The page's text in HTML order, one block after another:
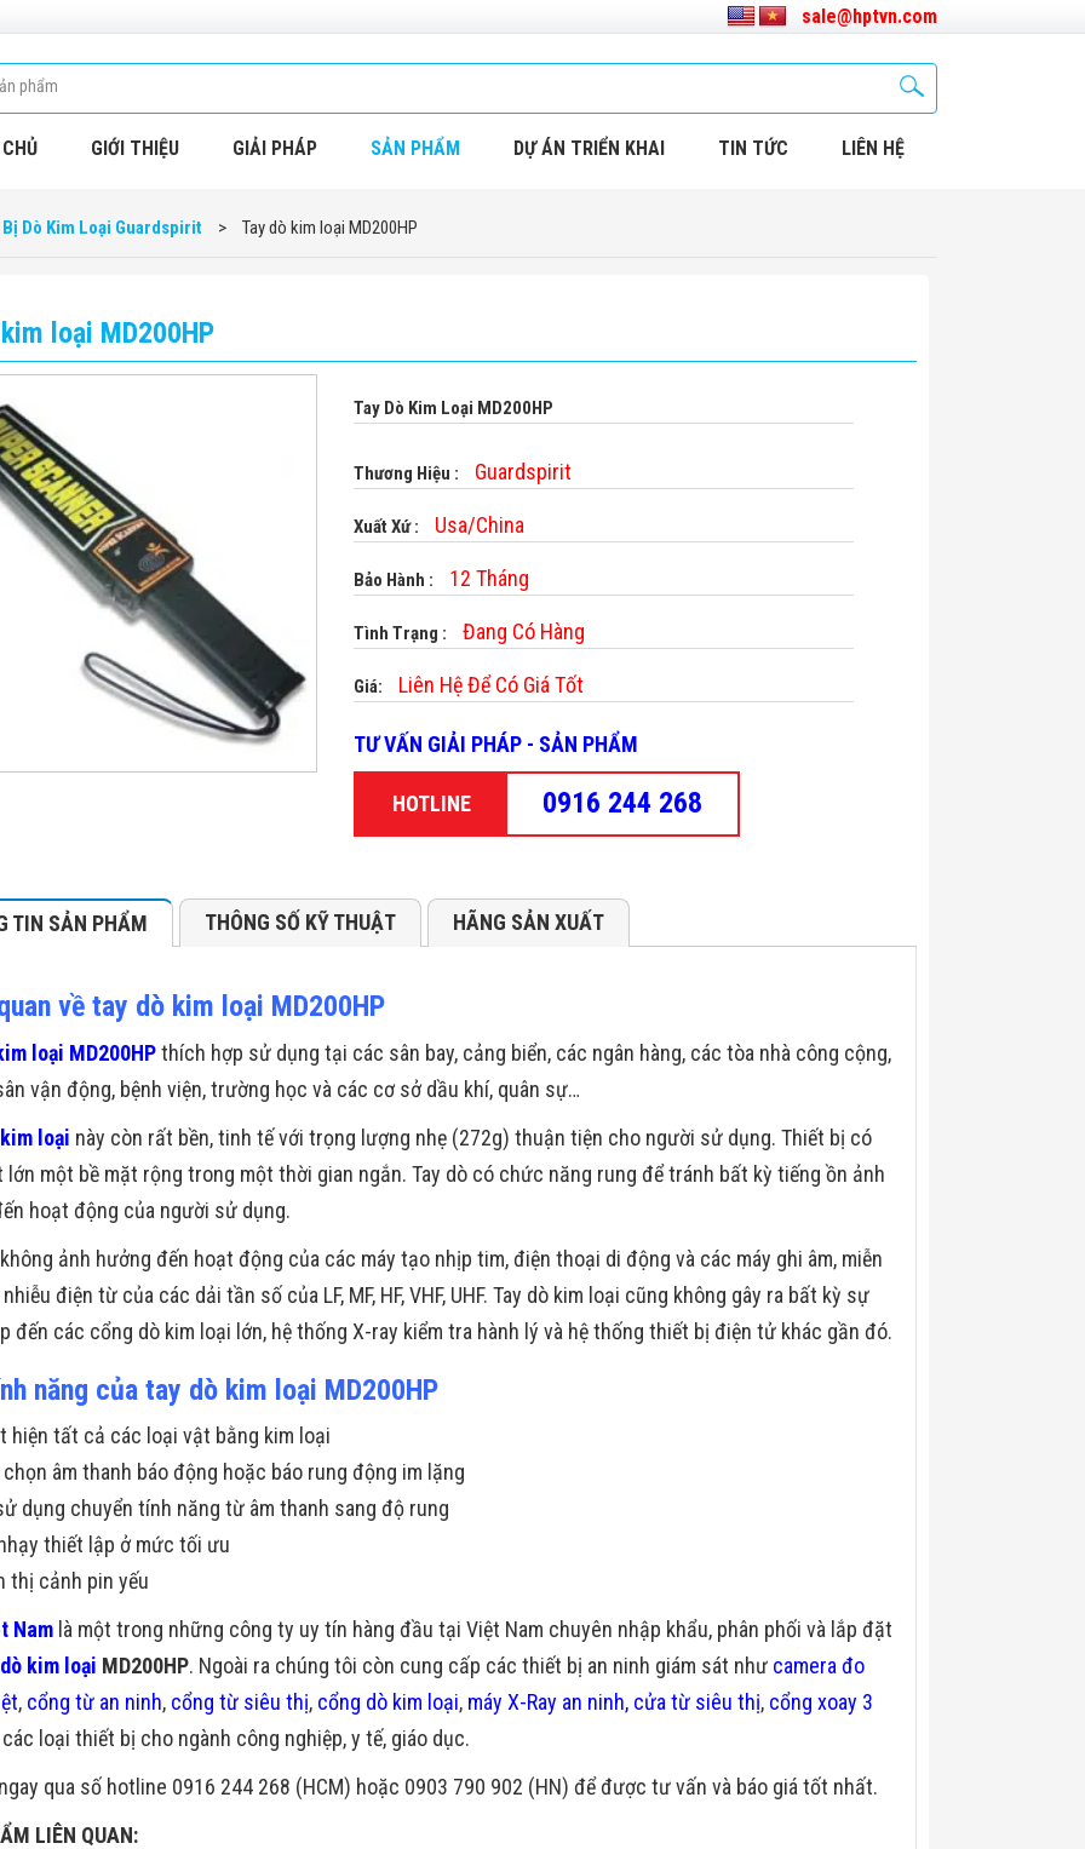
sale@hptvn.com
GIỚI THIỆU GIẢI PHÁP SẢN PHẨM DỰ ÁN TRIỂN KHAI TIN TỨC LIÊN HỆ
Dò Kim Loại Guardspirit > Tay dò kim loại MD200HP
loại MD200HP
Tay Dò Kim Loại MD200HP
Thương Hiệu : Guardspirit
Xuất Xứ : Usa/China
Bảo Hành : 12 Tháng
Tình Trạng : Đang Có Hàng
Giá: Liên Hệ Để Có Giá Tốt
TƯ VẤN GIẢI PHÁP - SẢN PHẨM
HOTLINE 0916 244 268
TIN SẢN PHẨM THÔNG SỐ KỸ THUẬT HÃNG SẢN XUẤT
về tay dò kim loại MD200HP
loại MD200HPthích hợp sử dụng tại các sân bay, cảng biển, các ngân hàng, các tòa nhà công cộng,
vận động, bệnh viện, trường học và các cơ sở dầu khí, quân sự…
loại này còn rất bền, tinh tế với trọng lượng nhẹ (272g) thuận tiện cho người sử dụng. Thiết bị có
lớn một bề mặt rộng trong một thời gian ngắn. Tay dò có chức năng rung để tránh bất kỳ tiếng ồn ảnh
hoạt động của người sử dụng.
ảnh hưởng đến hoạt động của các máy tạo nhịp tim, điện thoại di động và các máy ghi âm, miễn
điện từ của các dải tần số của LF, MF, HF, VHF, UHF. Tay dò kim loại cũng không gây ra bất kỳ sự
đến các cổng dò kim loại lớn, hệ thống X-ray kiểm tra hành lý và hệ thống thiết bị điện tử khác gần đó.
năng của tay dò kim loại MD200HP
hiện tất cả các loại vật bằng kim loại
chọn âm thanh báo động hoặc báo rung động im lặng
dụng chuyển tính năng từ âm thanh sang độ rung
thiết lập ở mức tối ưu
thị cảnh pin yếu
Nam là một trong những công ty uy tín hàng đầu tại Việt Nam chuyên nhập khẩu, phân phối và lắp đặt
kim loại MD200HP. Ngoài ra chúng tôi còn cung cấp các thiết bị an ninh giám sát như camera đo
, cổng từ an ninh, cổng từ siêu thị, cổng dò kim loại, máy X-Ray an ninh, cửa từ siêu thị, cổng xoay 3
loại thiết bị cho ngành công nghiệp, y tế, giáo dục.
qua số hotline 0916 244 268 (HCM) hoặc 0903 790 902 (HN) để được tư vấn và báo giá tốt nhất.
LIÊN QUAN: